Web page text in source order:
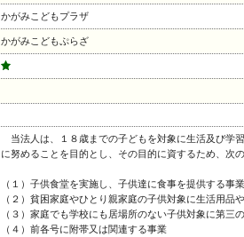
かがみこどもプラザ
かがみこどもぷらざ
当法人は、１８歳までの子どもを対象に生活及び学
に努めることを目的とし、その目的に資するため、次の
（１）子供食堂を実施し、子供達に食事を提供する事業
（２）貧困家庭やひとり親家庭の子供対象に生活用品
（３）家庭でも学校にも居場所のない子供対象に第三
（４）前各号に附帯又は関連する事業